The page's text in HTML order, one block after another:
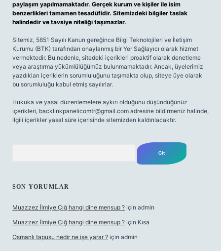
paylaşım yapılmamaktadır. Gerçek kurum ve kişiler ile isim
benzerlikleri tamamen tesadüfidir. Sitemizdeki bilgiler taslak
halindedir ve tavsiye niteliği taşımazlar.
Sitemiz, 5651 Sayılı Kanun gereğince Bilgi Teknolojileri ve İletişim
Kurumu (BTK) tarafından onaylanmış bir Yer Sağlayıcı olarak hizmet
vermektedir. Bu nedenle, sitedeki içerikleri proaktif olarak denetleme
veya araştırma yükümlülüğümüz bulunmamaktadır. Ancak, üyelerimiz
yazdıkları içeriklerin sorumluluğunu taşımakta olup, siteye üye olarak
bu sorumluluğu kabul etmiş sayılırlar.
Hukuka ve yasal düzenlemelere aykırı olduğunu düşündüğünüz
içerikleri, backlinkpanelicomtr@gmail.com adresine bildirmeniz halinde,
ilgili içerikler yasal süre içerisinde sitemizden kaldırılacaktır.
SON YORUMLAR
Muazzez İlmiye Çığ hangi dine mensup ? için admin
Muazzez İlmiye Çığ hangi dine mensup ? için Kısa
Osmanlı tapusu nedir ne işe yarar ? için admin